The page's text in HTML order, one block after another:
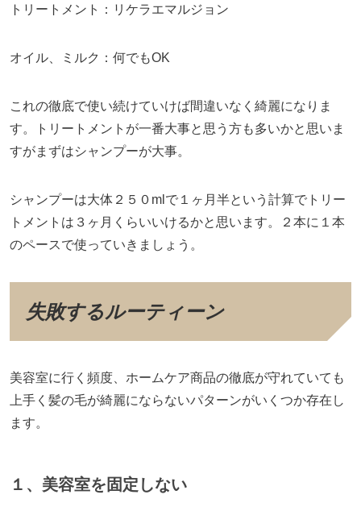
トリートメント：リケラエマルジョン
オイル、ミルク：何でもOK
これの徹底で使い続けていけば間違いなく綺麗になりま
す。トリートメントが一番大事と思う方も多いかと思いま
すがまずはシャンプーが大事。
シャンプーは大体２５０mlで１ヶ月半という計算でトリー
トメントは３ヶ月くらいいけるかと思います。２本に１本
のペースで使っていきましょう。
失敗するルーティーン
美容室に行く頻度、ホームケア商品の徹底が守れていても
上手く髪の毛が綺麗にならないパターンがいくつか存在し
ます。
１、美容室を固定しない